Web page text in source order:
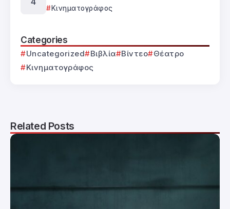
Κινηματογράφος
Categories
Uncategorized Βιβλία Βίντεο
Θέατρο
Κινηματογράφος
Related Posts